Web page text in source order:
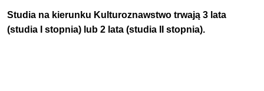
Studia na kierunku Kulturoznawstwo trwają3 lata
(studia I stopnia) lub 2 lata (studia II stopnia).